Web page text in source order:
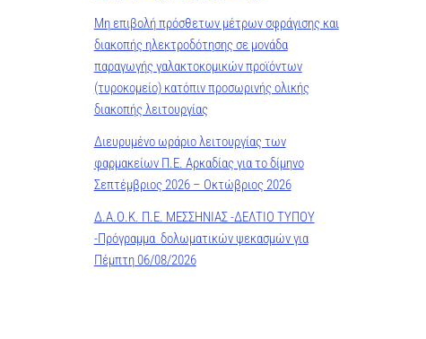
Μη επιβολή πρόσθετων μέτρων σφράγισης και
διακοπής ηλεκτροδότησης σε μονάδα
παραγωγής γαλακτοκομικών προϊόντων
(τυροκομείο) κατόπιν προσωρινής ολικής
διακοπής λειτουργίας
Διευρυμένο ωράριο λειτουργίας των
φαρμακείων Π.Ε. Αρκαδίας για το δίμηνο
Σεπτέμβριος 2026 – Οκτώβριος 2026
Δ.Α.Ο.Κ. Π.Ε. ΜΕΣΣΗΝΙΑΣ -ΔΕΛΤΙΟ ΤΥΠΟΥ
-Πρόγραμμα δολωματικών ψεκασμών για
Πέμπτη 06/08/2026